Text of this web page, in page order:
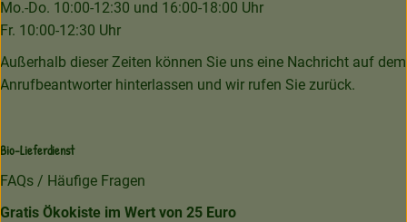
Mo.-Do. 10:00-12:30 und 16:00-18:00 Uhr
Fr. 10:00-12:30 Uhr
Außerhalb dieser Zeiten können Sie uns eine Nachricht auf dem
Anrufbeantworter hinterlassen und wir rufen Sie zurück.
Bio-Lieferdienst
FAQs / Häufige Fragen
Gratis Ökokiste im Wert von 25 Euro